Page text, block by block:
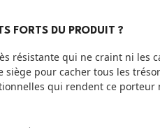
FORTS DU PRODUIT ?
résistante qui ne craint ni les
siège pour cacher tous les
qui rendent ce porteur